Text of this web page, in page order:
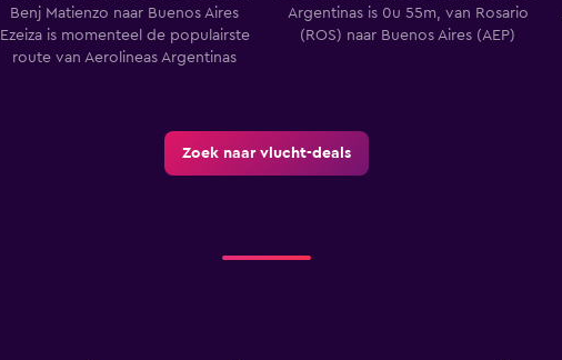
Benj Matienzo naar Buenos Aires
Ezeiza is momenteel de populairste
route van Aerolineas Argentinas
Argentinas is 0u 55m, van Rosario
(ROS) naar Buenos Aires (AEP)
Zoek naar vlucht-deals